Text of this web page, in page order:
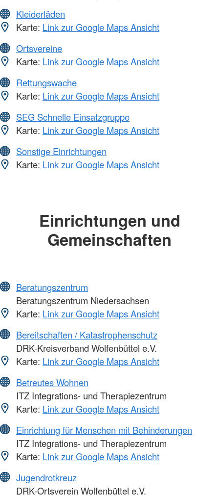
Kleiderläden
Karte: Link zur Google Maps Ansicht
Ortsvereine
Karte: Link zur Google Maps Ansicht
Rettungswache
Karte: Link zur Google Maps Ansicht
SEG Schnelle Einsatzgruppe
Karte: Link zur Google Maps Ansicht
Sonstige Einrichtungen
Karte: Link zur Google Maps Ansicht
Einrichtungen und
Gemeinschaften
Beratungszentrum
Beratungszentrum Niedersachsen
Karte: Link zur Google Maps Ansicht
Bereitschaften / Katastrophenschutz
DRK-Kreisverband Wolfenbüttel e.V.
Karte: Link zur Google Maps Ansicht
Betreutes Wohnen
ITZ Integrations- und Therapiezentrum
Karte: Link zur Google Maps Ansicht
Einrichtung für Menschen mit Behinderungen
ITZ Integrations- und Therapiezentrum
Karte: Link zur Google Maps Ansicht
Jugendrotkreuz
DRK-Ortsverein Wolfenbüttel e.V.